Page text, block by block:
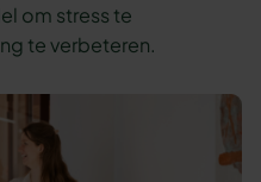
om stress te
te verbeteren.